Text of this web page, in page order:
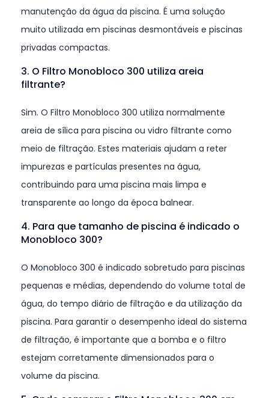
manutenção da água da piscina. É uma solução
muito utilizada em piscinas desmontáveis e piscinas
privadas compactas.
3. O Filtro Monobloco 300 utiliza areia
filtrante?
Sim. O Filtro Monobloco 300 utiliza normalmente
areia de sílica para piscina ou vidro filtrante como
meio de filtração. Estes materiais ajudam a reter
impurezas e partículas presentes na água,
contribuindo para uma piscina mais limpa e
transparente ao longo da época balnear.
4. Para que tamanho de piscina é indicado o
Monobloco 300?
O Monobloco 300 é indicado sobretudo para piscinas
pequenas e médias, dependendo do volume total de
água, do tempo diário de filtração e da utilização da
piscina. Para garantir o desempenho ideal do sistema
de filtração, é importante que a bomba e o filtro
estejam corretamente dimensionados para o
volume da piscina.